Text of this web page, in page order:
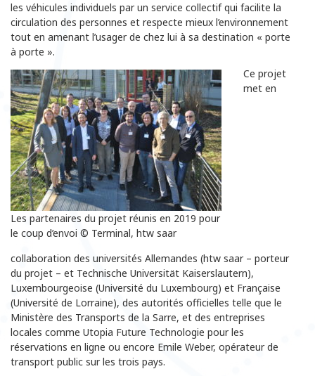
les véhicules individuels par un service collectif qui facilite la
circulation des personnes et respecte mieux l’environnement
tout en amenant l’usager de chez lui à sa destination « porte
à porte ».
Les partenaires du projet réunis en 2019 pour
le coup d’envoi © Terminal, htw saar
Ce projet
met en
collaboration des universités Allemandes (htw saar – porteur
du projet – et Technische Universität Kaiserslautern),
Luxembourgeoise (Université du Luxembourg) et Française
(Université de Lorraine), des autorités officielles telle que le
Ministère des Transports de la Sarre, et des entreprises
locales comme Utopia Future Technologie pour les
réservations en ligne ou encore Emile Weber, opérateur de
transport public sur les trois pays.